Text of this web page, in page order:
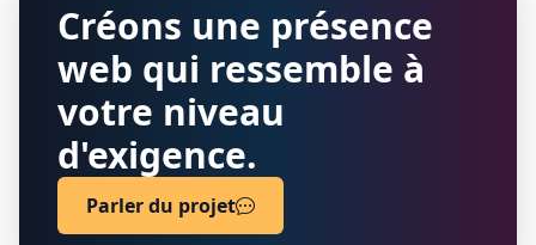
Créons une présence
web qui ressemble à
votre niveau
d'exigence.
Parler du projet